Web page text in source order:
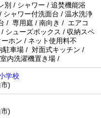
別 / シャワー / 追焚機能浴
シャワー付洗面台 / 温水洗浄
/ 専用庭 / 南向き / エアコ
シューズボックス / 収納スペ
ホン / ネット使用料不
駐車場 / 対面式キッチン /
内洗濯機置き場 /
学校
)
)